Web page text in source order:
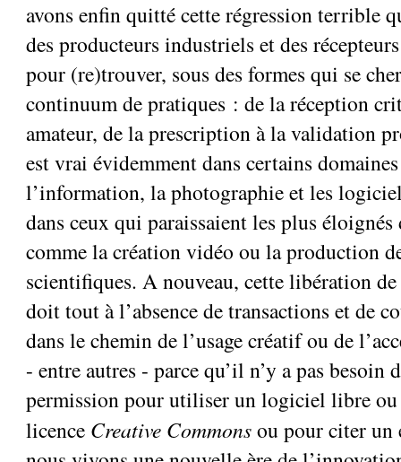
avons enfin quitté cette régression terrible
des producteurs industriels et des
pour (re)trouver, sous des formes qui se
continuum de pratiques : de la réception
amateur, de la prescription à la validation
est vrai évidemment dans certains
l’information, la photographie et les
dans ceux qui paraissaient les plus
comme la création vidéo ou la production
scientifiques. A nouveau, cette libération
doit tout à l’absence de transactions et de
dans le chemin de l’usage créatif ou de
- entre autres - parce qu’il n’y a pas besoin
permission pour utiliser un logiciel libre ou
licence Creative Commonsou pour citer un